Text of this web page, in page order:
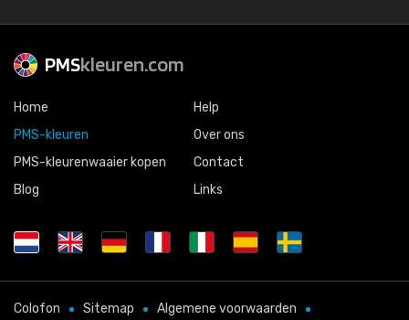
PMSkleuren.com
Home
PMS-kleuren
PMS-kleurenwaaier kopen
Blog
Help
Over ons
Contact
Links
Colofon Sitemap Algemene voorwaarden